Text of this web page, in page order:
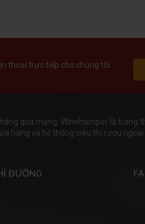
thoại trực tiếp cho chúng tôi.
qua mạng. Winehamper là trang
hàng và hệ thống siêu thị rượu
ĐƯỜNG